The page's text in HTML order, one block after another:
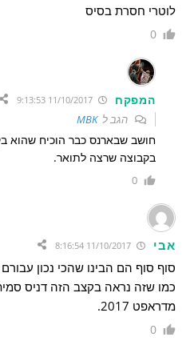
לוטרי חסרת בסיס
0
המפקח
הגב לMBK
חושב שבארנס כבר הוכיח שהוא
בקבוצה שרצה לתואר.
0
אבי
סוף סוף הם הבינו שהכי נכון
כמו שזה נראה בקצב הזה דניס
מדראפט 2017.
0